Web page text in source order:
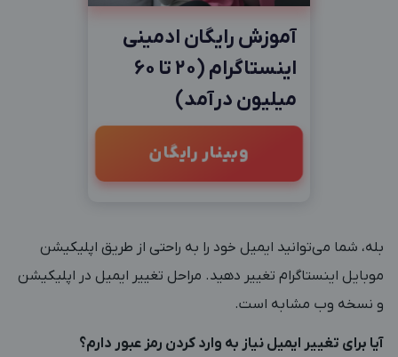
آموزش رایگان ادمینی
اینستاگرام (20 تا 60
میلیون درآمد)
وبینار رایگان
بله، شما می‌توانید ایمیل خود را به راحتی از طریق اپلیکیشن
موبایل اینستاگرام تغییر دهید. مراحل تغییر ایمیل در اپلیکیشن
و نسخه وب مشابه است.
آیا برای تغییر ایمیل نیاز به وارد کردن رمز عبور دارم؟